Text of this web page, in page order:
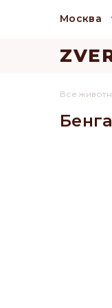
Москва
Все